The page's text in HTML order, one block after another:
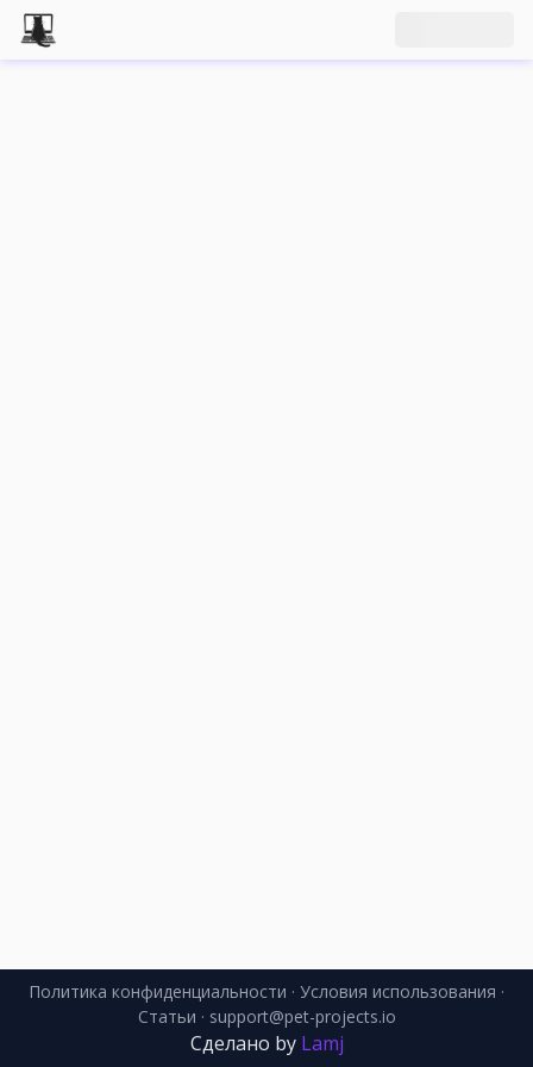
Политика конфиденциальности · Условия использования ·
Статьи · support@pet-projects.io
Сделано by Lamj